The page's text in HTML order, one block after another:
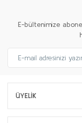
E-bültenimize
ÜYELİK